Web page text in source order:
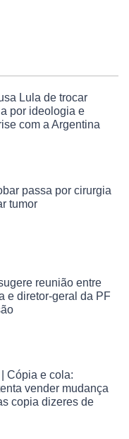
Lula de trocar
por ideologia e
com a Argentina
passa por cirurgia
tumor
reunião entre
e diretor-geral da PF
Cópia e cola:
vender mudança
copia dizeres de